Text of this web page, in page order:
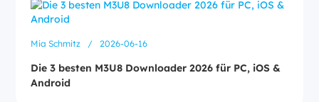
Mia Schmitz / 2026-06-16
Die 3 besten M3U8 Downloader 2026 für PC, iOS &
Android